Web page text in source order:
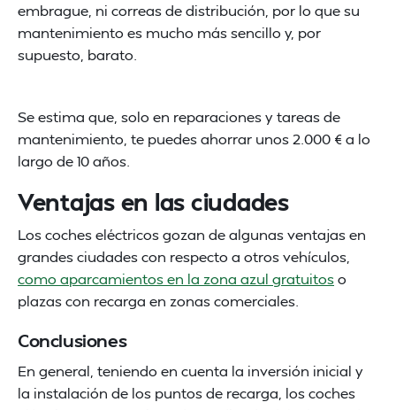
embrague, ni correas de distribución, por lo que su
mantenimiento es mucho más sencillo y, por
supuesto, barato.
Se estima que, solo en reparaciones y tareas de
mantenimiento, te puedes ahorrar unos 2.000 € a lo
largo de 10 años.
Ventajas en las ciudades
Los coches eléctricos gozan de algunas ventajas en
grandes ciudades con respecto a otros vehículos,
como aparcamientos en la zona azul gratuitoso
plazas con recarga en zonas comerciales.
Conclusiones
En general, teniendo en cuenta la inversión inicial y
la instalación de los puntos de recarga, los coches